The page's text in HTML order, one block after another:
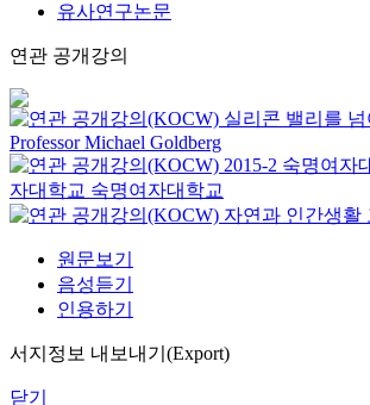
유사연구논문
연관 공개강의
실리콘 밸리를 넘
Professor Michael Goldberg
2015-2 숙명여자
자대학교 숙명여자대학교
자연과 인간생활
원문보기
음성듣기
인용하기
서지정보 내보내기(Export)
닫기